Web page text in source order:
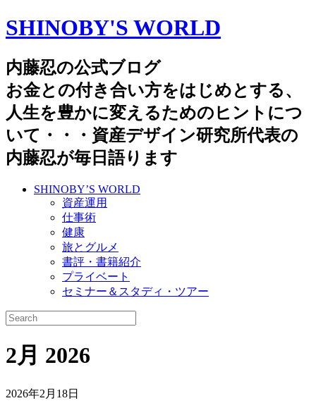
SHINOBY'S WORLD
内藤忍の公式ブログ
お金との付き合い方をはじめとする、
人生を豊かに変えるためのヒントにつ
いて・・・資産デザイン研究所代表の
内藤忍が毎日語ります
SHINOBY’S WORLD
資産運用
仕事術
健康
旅とグルメ
書評・書籍紹介
プライベート
セミナー＆スタディ・ツアー
2月 2026
2026年2月18日